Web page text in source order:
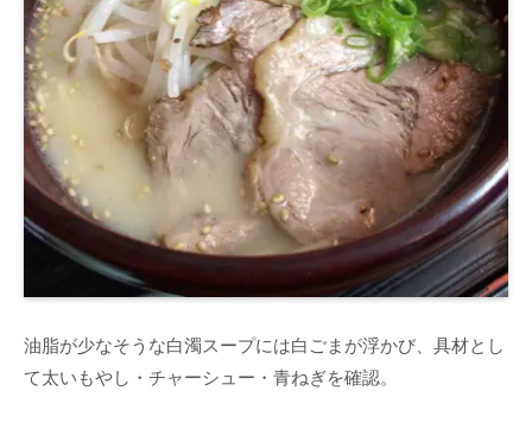
油脂が少なそうな白濁スープには白ごまが浮かび、具材とし
て太いもやし・チャーシュー・青ねぎを確認。